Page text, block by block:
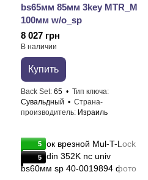
bs65мм 85мм 3key MTR_M
100мм w/o_sp
8 027 грн
В наличии
Купить
Back Set 65
Тип ключа
Сувальдный
Страна-
производитель Израиль
5
5